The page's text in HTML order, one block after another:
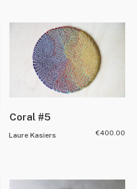
Coral #5
Laure Kasiers €400.00